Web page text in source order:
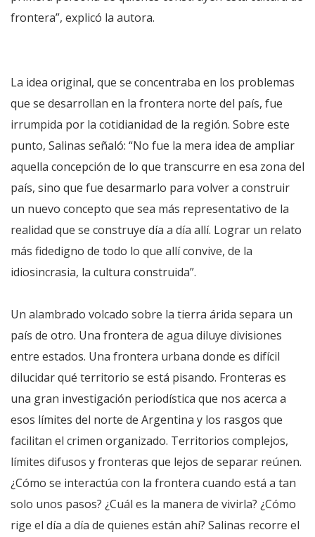
frontera”, explicó la autora.
La idea original, que se concentraba en los problemas
que se desarrollan en la frontera norte del país, fue
irrumpida por la cotidianidad de la región. Sobre este
punto, Salinas señaló: “No fue la mera idea de ampliar
aquella concepción de lo que transcurre en esa zona del
país, sino que fue desarmarlo para volver a construir
un nuevo concepto que sea más representativo de la
realidad que se construye día a día allí. Lograr un relato
más fidedigno de todo lo que allí convive, de la
idiosincrasia, la cultura construida”.
Un alambrado volcado sobre la tierra árida separa un
país de otro. Una frontera de agua diluye divisiones
entre estados. Una frontera urbana donde es difícil
dilucidar qué territorio se está pisando. Fronteras es
una gran investigación periodística que nos acerca a
esos límites del norte de Argentina y los rasgos que
facilitan el crimen organizado. Territorios complejos,
límites difusos y fronteras que lejos de separar reúnen.
¿Cómo se interactúa con la frontera cuando está a tan
solo unos pasos? ¿Cuál es la manera de vivirla? ¿Cómo
rige el día a día de quienes están ahí? Salinas recorre el